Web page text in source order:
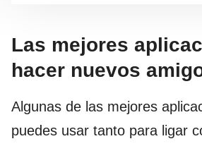
Las mejores
hacer nuevos
Algunas de las mejores
puedes usar tanto para ligar